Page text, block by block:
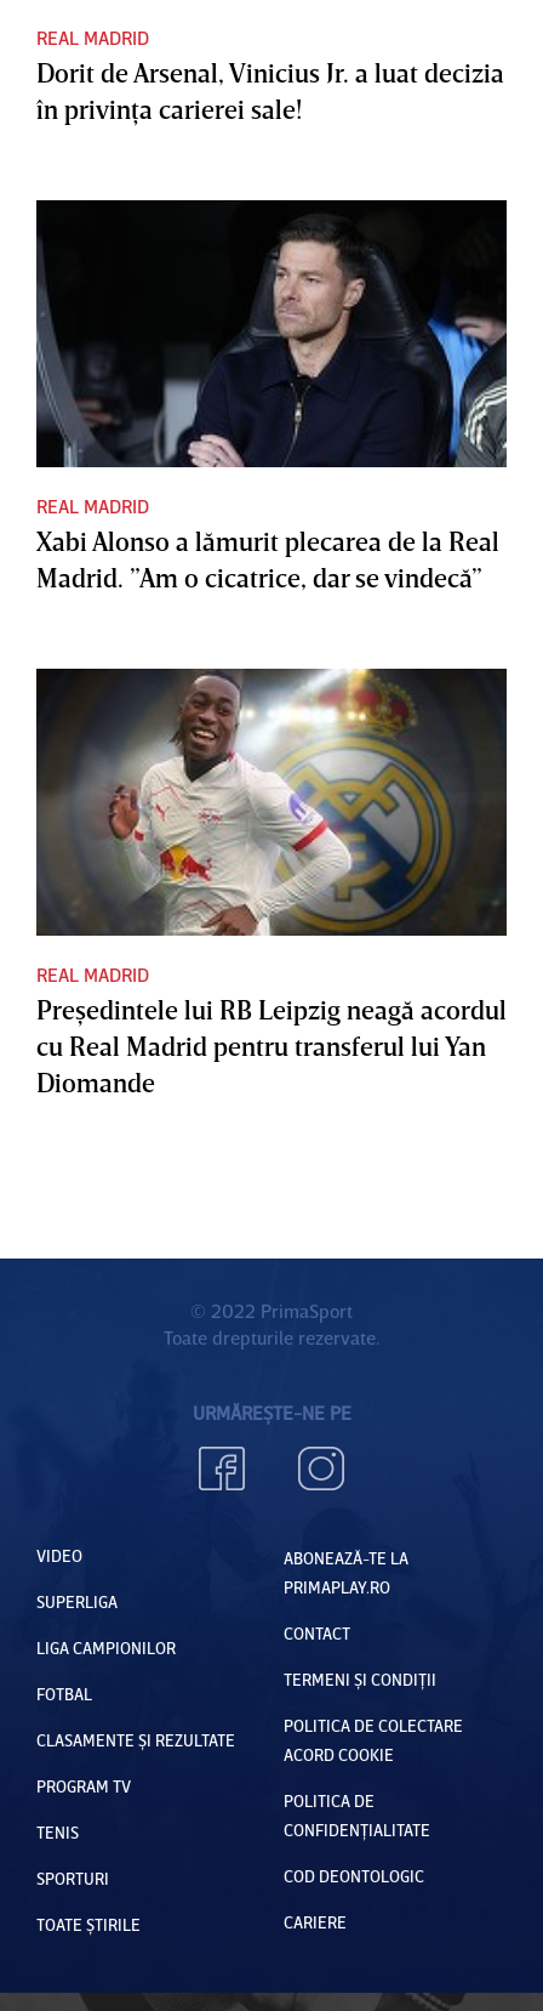
REAL MADRID
Dorit de Arsenal, Vinicius Jr. a luat decizia
în privinţa carierei sale!
REAL MADRID
Xabi Alonso a lămurit plecarea de la Real
Madrid. ”Am o cicatrice, dar se vindecă”
REAL MADRID
Preşedintele lui RB Leipzig neagă acordul
cu Real Madrid pentru transferul lui Yan
Diomande
© 2022 PrimaSport
Toate drepturile rezervate.
URMĂREȘTE-NE PE
VIDEO
SUPERLIGA
LIGA CAMPIONILOR
FOTBAL
CLASAMENTE ȘI REZULTATE
PROGRAM TV
TENIS
SPORTURI
TOATE ȘTIRILE
ABONEAZĂ-TE LA
PRIMAPLAY.RO
CONTACT
TERMENI ȘI CONDIȚII
POLITICA DE COLECTARE
ACORD COOKIE
POLITICA DE
CONFIDENȚIALITATE
COD DEONTOLOGIC
CARIERE